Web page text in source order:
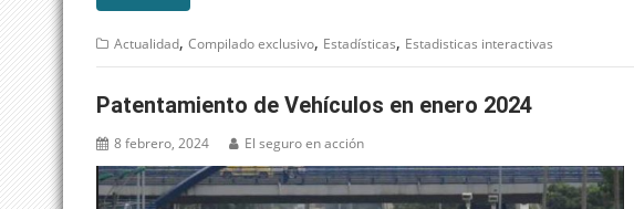
Actualidad, Compilado exclusivo, Estadísticas, Estadisticas interactivas
Patentamiento de Vehículos en enero 2024
8 febrero, 2024 El seguro en acción